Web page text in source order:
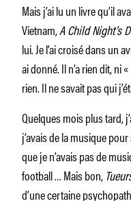
Mais j’ai lu un livre qu’il
Vietnam,A Child Night’s
lui. Je l’ai croisé dans un
ai donné. Il n’a rien dit, ni «
rien. Il ne savait pas qui
Quelques mois plus tard,
j’avais de la musique
que je n’avais pas de
football … Mais bon,
d’une certaine